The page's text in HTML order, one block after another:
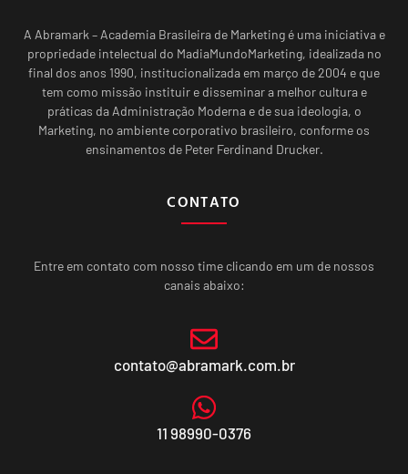
A Abramark – Academia Brasileira de Marketing é uma iniciativa e
propriedade intelectual do MadiaMundoMarketing, idealizada no
final dos anos 1990, institucionalizada em março de 2004 e que
tem como missão instituir e disseminar a melhor cultura e
práticas da Administração Moderna e de sua ideologia, o
Marketing, no ambiente corporativo brasileiro, conforme os
ensinamentos de Peter Ferdinand Drucker.
CONTATO
Entre em contato com nosso time clicando em um de nossos
canais abaixo:
contato@abramark.com.br
11 98990-0376